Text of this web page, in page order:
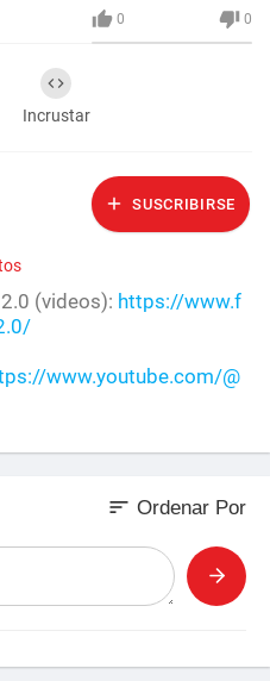
0 0
Incrustar
SUSCRIBIRSE
(videos): https://www.f
www.youtube.com/@
paypalme/tupro
sort Ordenar Por